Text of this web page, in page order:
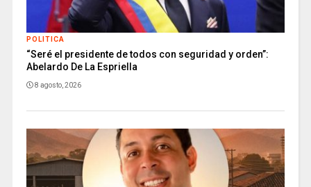
POLITICA
“Seré el presidente de todos con seguridad y orden”:
Abelardo De La Espriella
8 agosto, 2026